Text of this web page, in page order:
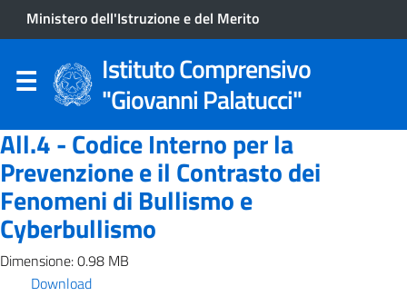
Ministero dell'Istruzione e del Merito
Istituto Comprensivo
"Giovanni Palatucci"
All.4 - Codice Interno per la
Prevenzione e il Contrasto dei
Fenomeni di Bullismo e
Cyberbullismo
Dimensione: 0.98 MB
Download